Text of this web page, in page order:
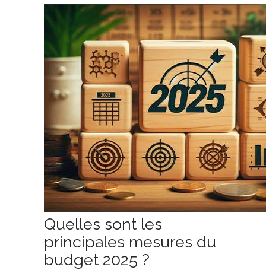
Quelles sont les
principales mesures du
budget 2025 ?